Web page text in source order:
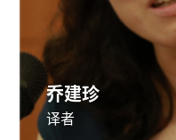
乔建珍
译者